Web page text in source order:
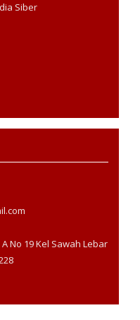
Siber
19 Kel Sawah Lebar